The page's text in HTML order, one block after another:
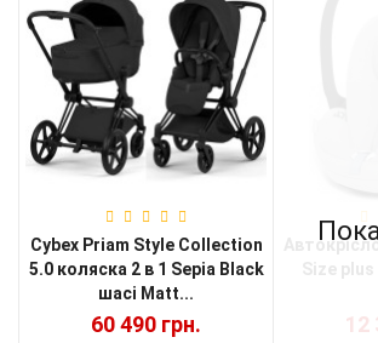
Cybex Priam Style Collection
5.0 коляска 2 в 1 Sepia Black
шасі Matt...
60 490 грн. 12